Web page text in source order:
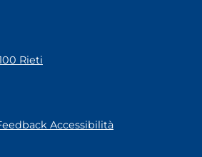
Rieti
Accessibilità